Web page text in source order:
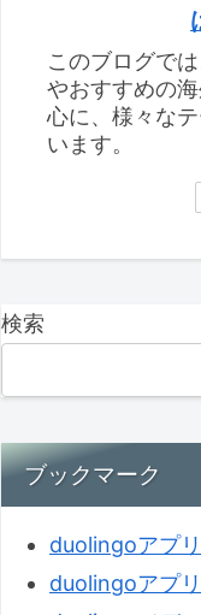
このブログで
やおすすめの
心に、様々な
います。
検索
ブックマーク
duolingoアプ
duolingoアプ